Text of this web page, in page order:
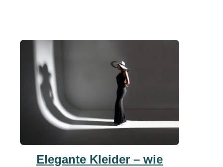
Elegante Kleider – wie